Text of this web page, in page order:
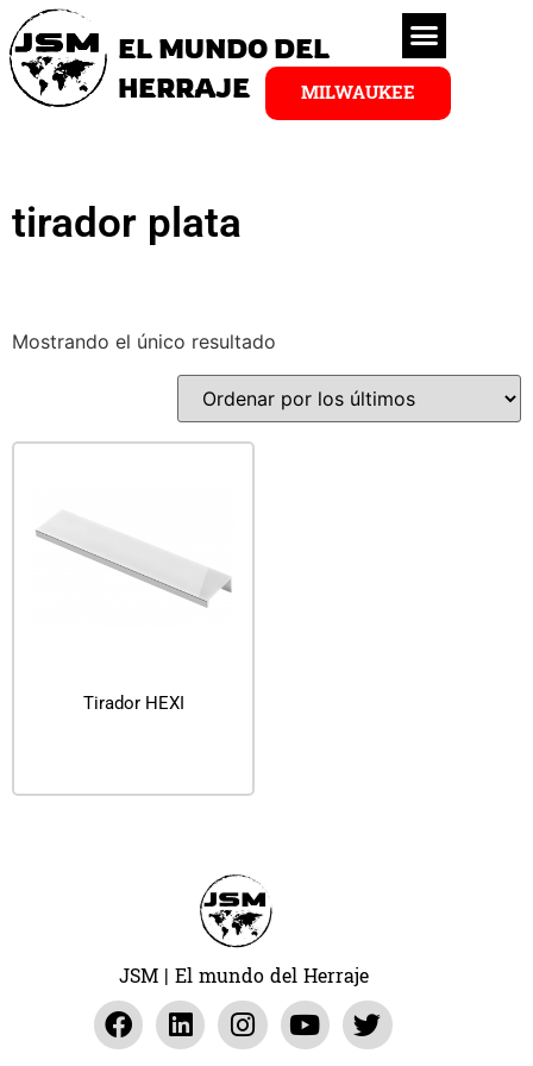
EL MUNDO DEL
HERRAJE
MILWAUKEE
tirador plata
Mostrando el único resultado
Tirador HEXI
JSM | El mundo del Herraje